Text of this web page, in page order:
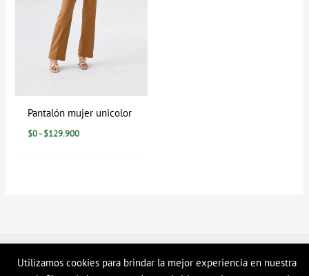
Utilizamos cookies para brindar la mejor experiencia en nuestra
Pantalón mujer unicolor
$0- $129.900
Copyright © 2026 Tienda en linea LyH